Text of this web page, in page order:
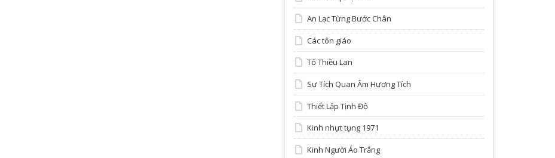
An Lạc Từng Bước Chân
Các tôn giáo
Tố Thiều Lan
Sự Tích Quan Âm Hương Tích
Thiết Lập Tịnh Độ
Kinh nhựt tụng 1971
Kinh Người Áo Trắng